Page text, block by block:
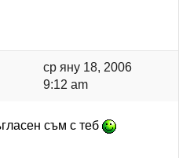
ср яну 18, 2006
9:12 am
съм с теб